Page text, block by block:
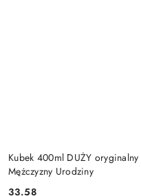
Kubek 400ml DUŻY
Mężczyzny Urodziny
33.58